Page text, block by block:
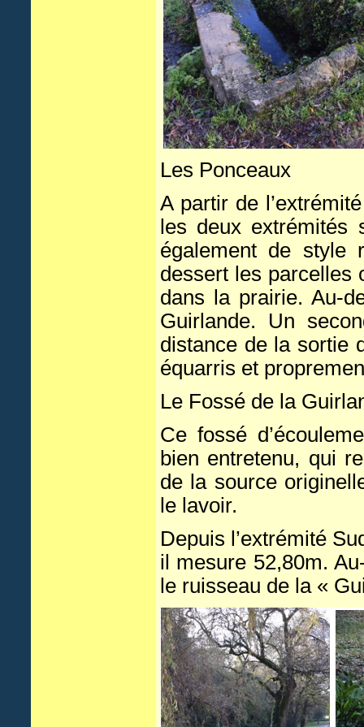
Les Ponceaux
A partir de
les deux extrémités
également de style
dessert les parcelles
dans la prairie. Au-
Guirlande. Un
distance de la sortie
équarris et
Le Fossé de la
Ce fossé
bien entretenu, qui
de la source
le lavoir.
Depuis l’extrémité
il mesure 52,80m.
le ruisseau de la «